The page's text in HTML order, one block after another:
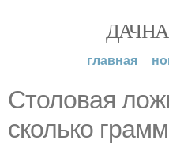
главная
Столовая
сколько